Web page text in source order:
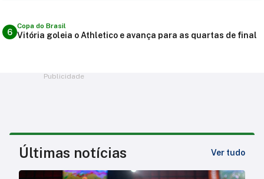
6
Copa do Brasil
Vitória goleia o Athletico e avança para as quartas de final
Publicidade
Últimas notícias Ver tudo